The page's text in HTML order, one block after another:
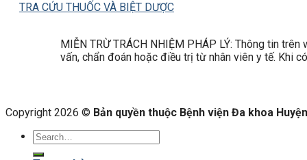
TRA CỨU THUỐC VÀ BIỆT DƯỢC
MIỄN TRỪ TRÁCH NHIỆM PHÁP LÝ: Thông tin
vấn, chẩn đoán hoặc điều trị từ nhân viên y tế. Khi
Copyright 2026 © Bản quyền thuộc Bệnh viện Đa khoa